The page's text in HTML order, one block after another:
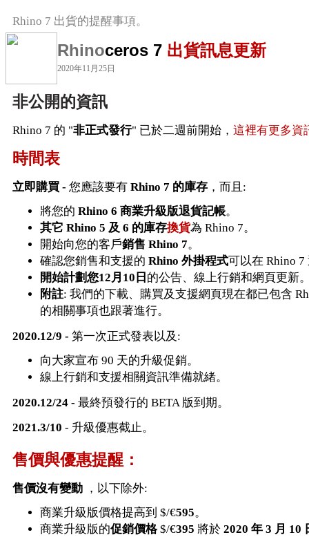
Rhino 7 出貨的提醒事項。
Rhinoceros 7 出貨訊息更新
2020年11月25日
非公開的資訊
Rhino 7 的 "非正式發行" 已於二週前開始， 這裡有更多資
時間表
立即購買 - 您應該要有 Rhino 7 的庫存 ，而且:
將您的 Rhino 6 商業升級版退貨記帳。
其它 Rhino 5 及 6 的庫存換貨為 Rhino 7。
開始向您的客戶銷售 Rhino 7。
確認您銷售和支援的 Rhino 外掛程式可以在 Rhino 7
開始計劃您12月10日 的公告、線上行銷和網頁更新
附註: 我們的下載、購買及支援網頁現在都已包含
的相關事項也跟著進行。
2020.12/9 - 第一次正式發表以及:
向大家宣布 90 天的升級促銷。
線上行銷和支援相關資訊準備就緒。
2020.12/24 - 最終預發行的 BETA 版到期。
2021.3/10 - 升級優惠截止。
售價與優惠提醒：
售價沒有變動 ，以下除外:
商業升級版價格提高到 $/€595。
商業升級版的促銷價格 $/€395 將於 2020 年 3 月 10